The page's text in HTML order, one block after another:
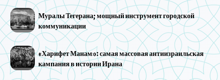
Муралы Тегерана; мощный инструмент городской
коммуникации
«Харифет Манам»: самая массовая антиизраильская
кампания в истории Ирана